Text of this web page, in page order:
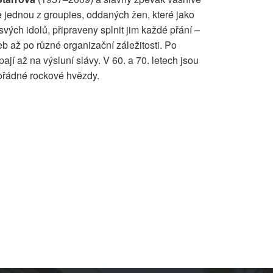
z groupies, oddaných žen, které jako
idolů, připraveny splnit jim každé přání –
až po různé organizační záležitosti. Po
až na výsluní slávy. V 60. a 70. letech jsou
rockové hvězdy.